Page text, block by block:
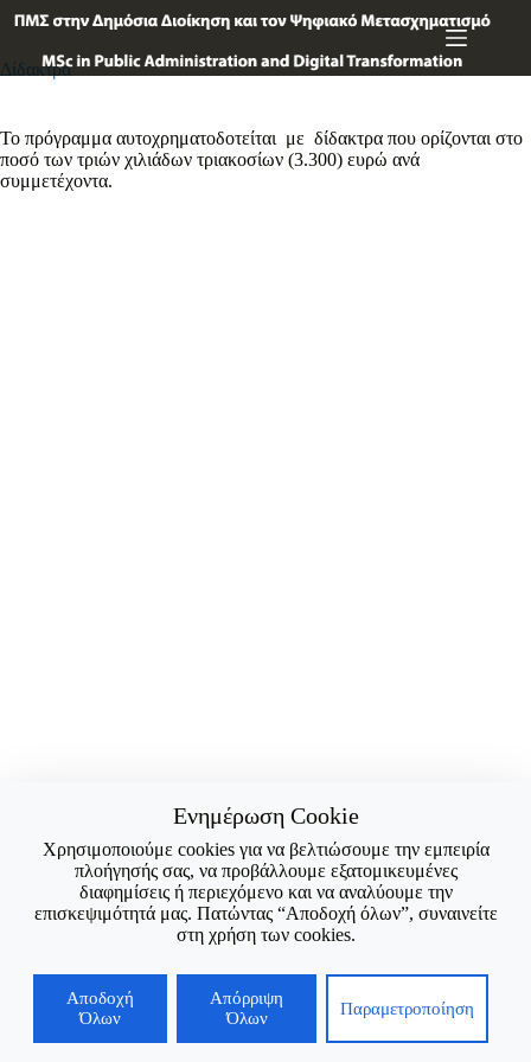
στο
περιεχόμενο
Δίδακτρα
Το πρόγραμμα αυτοχρηματοδοτείται με δίδακτρα που ορίζονται στο
ποσό των τριών χιλιάδων τριακοσίων (3.300) ευρώ ανά
συμμετέχοντα.
Copyright © 2026 - Τηλέφωνο Επικοινωνίας : 2710 230139 ||
Ενημέρωση Cookie
Χρησιμοποιούμε cookies για να βελτιώσουμε την εμπειρία
πλοήγησής σας, να προβάλλουμε εξατομικευμένες
διαφημίσεις ή περιεχόμενο και να αναλύουμε την
επισκεψιμότητά μας. Πατώντας “Αποδοχή όλων”, συναινείτε
στη χρήση των cookies.
Αποδοχή
Όλων
Απόρριψη
Όλων
Παραμετροποίηση